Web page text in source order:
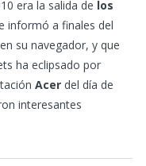
era la salida de los
informó a finales del
su navegador, y que
ha eclipsado por
Acer del día de
interesantes